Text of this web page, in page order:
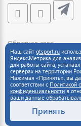
Обратная связь
Наш сайт gtsport.ru
Яндекс.Метрика для
для работы сайта,
серверах на территории
Нажимая «Принять», вы
соответствии с Политикой
конфиденциальности в
ваши данные
Принять